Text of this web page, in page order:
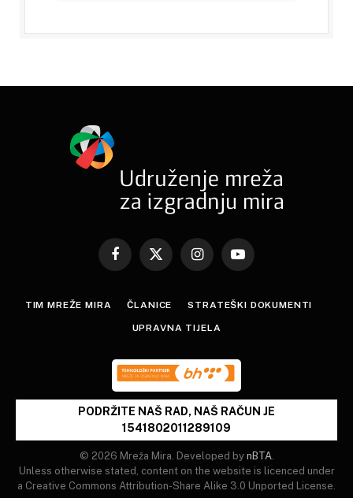
Facebook
X
InstagramYouTube
TIM MREŽE MIRA ČLANICE STRATEŠKI DOKUMENTI
UPRAVNA TIJELA
PODRŽITE NAŠ RAD, NAŠ RAČUN JE
1541802011289109
© 2026 Mreža Mira. Developed by nBTA.
Unless otherwise stated, content on the website is licenced under
a Creative Commons Attribution-Share Alike 3.0 Unported License.